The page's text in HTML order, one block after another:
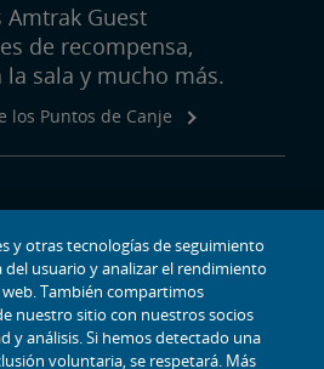
Amtrak Guest
de recompensa,
la sala y mucho más.
los Puntos de Canje
y otras tecnologías de seguimiento
usuario y analizar el rendimiento
También compartimos
nuestro sitio con nuestros socios
y análisis. Si hemos detectado una
voluntaria, se respetará. Más